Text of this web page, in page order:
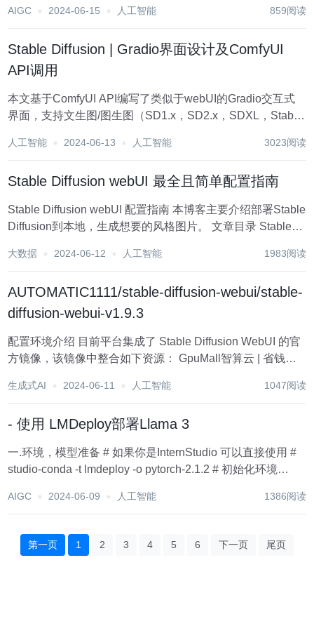
AIGC 2024-06-15 人工智能 859阅读
Stable Diffusion | Gradio界面设计及ComfyUI
API调用
本文基于ComfyUI API编写了类似于webUI的Gradio交互式
界面，支持文生图/图生图（SD1.x，SD2.x，SDXL，Stable
（SVD_xt_1_1），图像修复（FaceDeta...
人工智能 2024-06-13 人工智能 3023阅读
Stable Diffusion webUI 最全且简单配置指南
Stable Diffusion webUI 配置指南 本博客主要介绍部署Stable
Diffusion到本地，生成想要的风格图片。 文章目录 Stable
大数据 2024-06-12 人工智能 1983阅读
AUTOMATIC1111/stable-diffusion-webui/stable-
diffusion-webui-v1.9.3
配置环境介绍 目前平台集成了 Stable Diffusion WebUI 的官
方镜像，该镜像中整合如下资源： GpuMall智算云 | 省钱、
台 Stable Diffusion W...
生成式AI 2024-06-11 人工智能 1047阅读
- 使用 LMDeploy部署Llama 3
一.环境，模型准备 # 如果你是InternStudio 可以直接使用 #
studio-conda -t lmdeploy -o pytorch-2.1.2 # 初始化环境
AIGC 2024-06-09 人工智能 1386阅读
第一页 1 2 3 4 5 6 下一页 尾页